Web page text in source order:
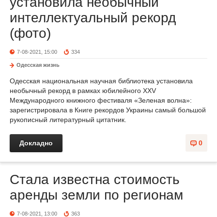
интеллектуальный рекорд
(фото)
7-08-2021, 15:00 334
Одесская жизнь
Одесская национальная научная библиотека установила
необычный рекорд в рамках юбилейного ХХV
Международного книжного фестиваля «Зеленая волна»:
зарегистрировала в Книге рекордов Украины самый большой
рукописный литературный цитатник.
0
Докладно
Стала известна стоимость
аренды земли по регионам
7-08-2021, 13:00 363